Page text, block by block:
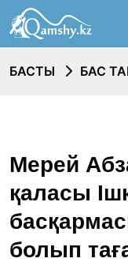
БАСТЫ БАС
Мерей
қаласы
болып